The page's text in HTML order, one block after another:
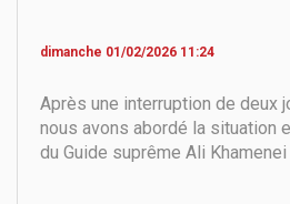
dimanche 01/02/2026 11:24
Après une interruption de deux
nous avons abordé la situation
du Guide suprême Ali